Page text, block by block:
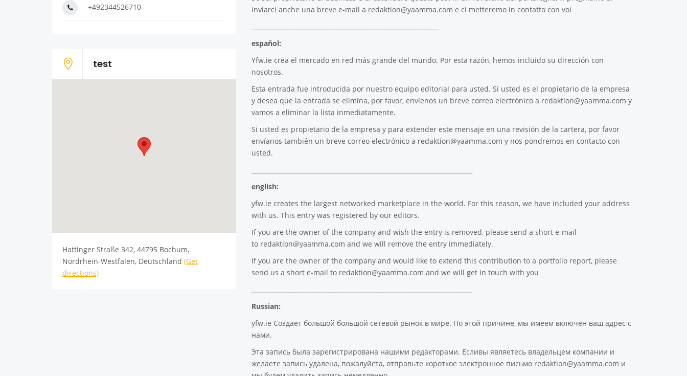
inviarci anche una breve e-mail a redaktion@yaamma.com e ci metteremo in contatto con voi
español:
Yfw.ie crea el mercado en red más grande del mundo. Por esta razón, hemos incluido su dirección con
nosotros.
Esta entrada fue introducida por nuestro equipo editorial para usted. Si usted es el propietario de la empresa
y desea que la entrada se elimina, por favor, envíenos un breve correo electrónico a redaktion@yaamma.com y
vamos a eliminar la lista inmediatamente.
Si usted es propietario de la empresa y para extender este mensaje en una revisión de la cartera, por favor
envíanos también un breve correo electrónico a redaktion@yaamma.com y nos pondremos en contacto con
usted.
english:
yfw.ie creates the largest networked marketplace in the world. For this reason, we have included your address
with us. This entry was registered by our editors.
If you are the owner of the company and wish the entry is removed, please send a short e-mail
to redaktion@yaamma.com and we will remove the entry immediately.
If you are the owner of the company and would like to extend this contribution to a portfolio report, please
send us a short e-mail to redaktion@yaamma.com and we will get in touch with you
Russian:
yfw.ie Создает большой большой сетевой рынок в мире. По этой причине, мы имеем включен ваш адрес с
нами.
Эта запись была зарегистрирована нашими редакторами. Есливы являетесь владельцем компании и
желаете запись удалена, пожалуйста, отправьте короткое электронное письмо redaktion@yaamma.com и
+492344526710
test
Hattinger Straße 342, 44795 Bochum,
Nordrhein-Westfalen, Deutschland (Get
directions)